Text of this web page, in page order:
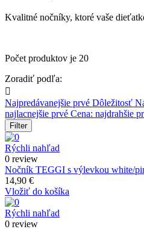
Kvalitné nočníky, ktoré vaše
Počet produktov je 20
Zoradiť podľa:

Najpredávanejšie prvé Dôležitosť
najlacnejšie prvé Cena: najdrahšie
Filter
Rýchli nahľad
0 review
Nočník TEGGI s výlevkou white/
14,90 €
Vložiť do košíka
Rýchli nahľad
0 review